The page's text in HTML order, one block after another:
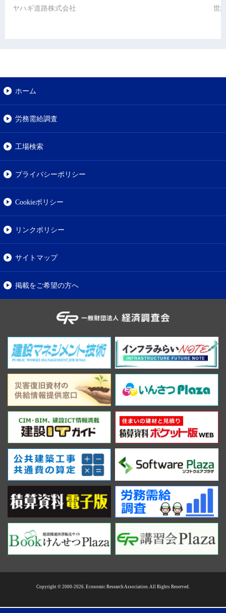
ヤハギ道路株式会社
世
ホーム
労務需給調査
工場検索
プライバシーポリシー
Cookieポリシー
リンクポリシー
サイトマップ
掲載をご希望の方へ
Copyright © 2000-2026. Economic Research Association. All Rights Reserved.